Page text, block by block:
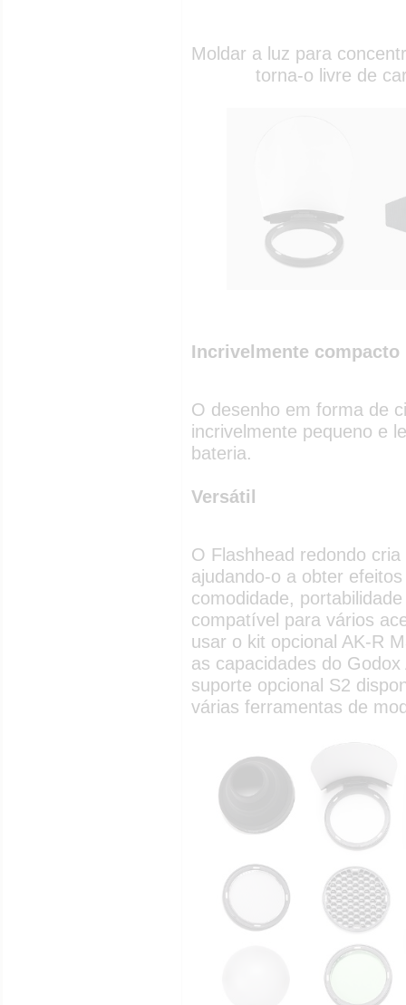
Moldar a luz para
torna-o livre de
Incrivelmente compacto
O desenho em forma de
incrivelmente pequeno e
bateria.
Versátil
O Flashhead redondo
ajudando-o a obter
comodidade,
compatível para vários
usar o kit opcional AK-R
as capacidades do
suporte opcional S2
várias ferramentas de